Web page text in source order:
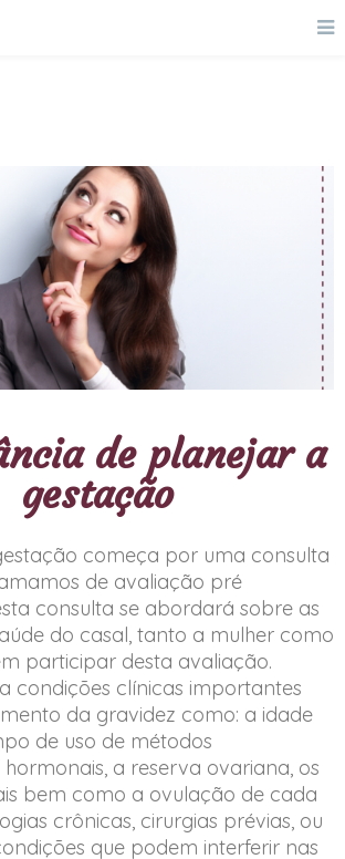
de planejar a
gestação
começa por uma consulta
de avaliação pré
consulta se abordará sobre as
do casal, tanto a mulher como
participar desta avaliação.
condições clínicas importantes
da gravidez como: a idade
de uso de métodos
a reserva ovariana, os
bem como a ovulação de cada
crônicas, cirurgias prévias, ou
que podem interferir nas